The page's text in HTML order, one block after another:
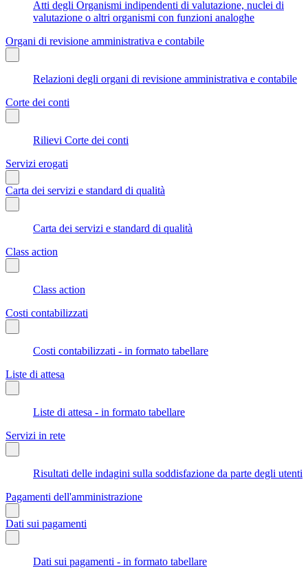
Atti degli Organismi indipendenti di valutazione, nuclei di
valutazione o altri organismi con funzioni analoghe
Organi di revisione amministrativa e contabile
Relazioni degli organi di revisione amministrativa e contabile
Corte dei conti
Rilievi Corte dei conti
Servizi erogati
Carta dei servizi e standard di qualità
Carta dei servizi e standard di qualità
Class action
Class action
Costi contabilizzati
Costi contabilizzati - in formato tabellare
Liste di attesa
Liste di attesa - in formato tabellare
Servizi in rete
Risultati delle indagini sulla soddisfazione da parte degli utenti
Pagamenti dell'amministrazione
Dati sui pagamenti
Dati sui pagamenti - in formato tabellare